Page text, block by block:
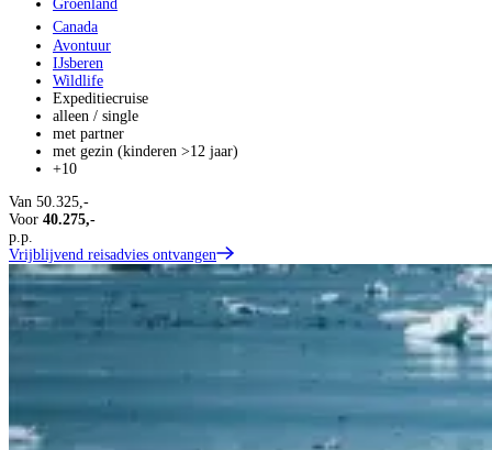
Groenland
Canada
Avontuur
IJsberen
Wildlife
Expeditiecruise
alleen / single
met partner
met gezin (kinderen >12 jaar)
+10
Van 50.325,-
Voor 40.275,-
p.p.
Vrijblijvend reisadvies ontvangen